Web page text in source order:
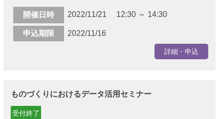
開催日時 2022/11/21 12:30 ～ 14:30
申込期限 2022/11/16
詳細・申込
ものづくりにおけるデータ活用セミナー
受付終了